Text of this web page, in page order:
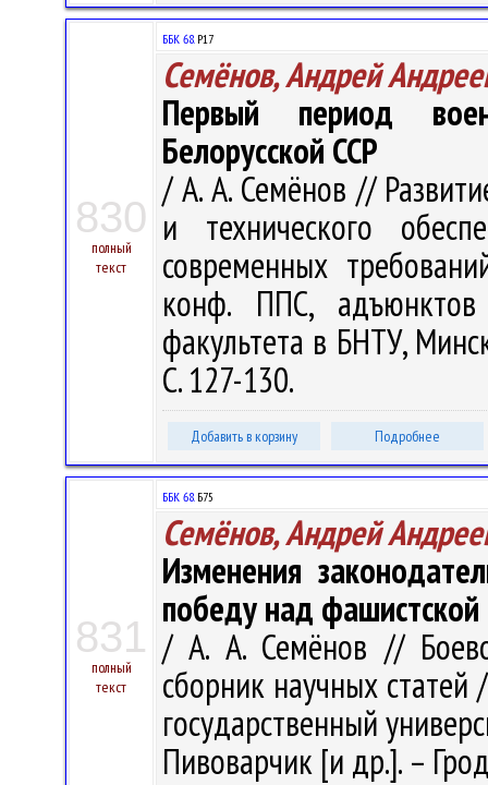
830
полный
текст
ББК 68.Р17
Семёнов, Андрей
Первый период
Белорусской ССР
/ А. А. Семёнов //
и технического
современных
конф. ППС, адъюнктов
факультета в БНТУ,
С. 127-130.
Добавить в корзину Подробнее
831
полный
текст
ББК 68.Б75
Семёнов, Андрей
Изменения
победу над фашистской
/ А. А. Семёнов //
сборник научных
государственный
Пивоварчик [и др.]. –